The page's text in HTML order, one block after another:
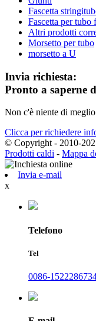
Fascetta
Fascetta per tubo
Altri prodotti
Morsetto per tubo
morsetto a U
Invia richiesta:
Pronto a saperne
Non c'è niente di
Clicca per richiedere
© Copyright - 2010-
Prodotti caldi - Mappa
Invia e-mail
x
Telefono
Tel
0086-